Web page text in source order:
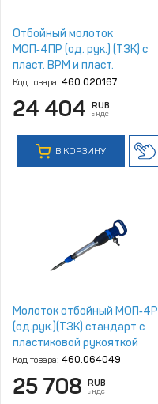
Отбойный молоток
МОП‑4ПР (од. рук.) (ТЗК) с
пласт. ВРМ и пласт.
рукояткой
Код товара: 460.020167
24 404 RUB
с НДС
В КОРЗИНУ
Молоток отбойный МОП‑4Р
(од.рук.)(ТЗК) стандарт с
пластиковой рукояткой
Код товара: 460.064049
25 708 RUB
с НДС